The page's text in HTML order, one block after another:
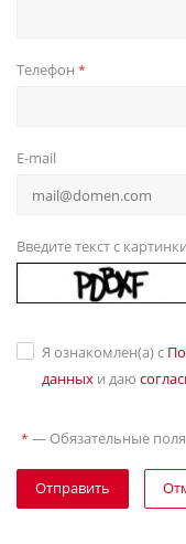
Телефон *
E-mail
Введите текст с картинки
Я ознакомлен(а) с
данных и даю
* — Обязательные поля
Отправить